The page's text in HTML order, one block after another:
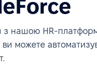
з нашою HR-
ви можете